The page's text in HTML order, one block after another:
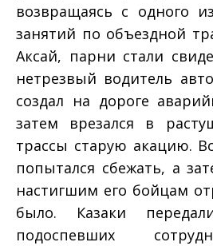
возвращаясь с одного
занятий по объездной
Аксай, парни стали
нетрезвый водитель
создал на дороге
затем врезался в
трассы старую акацию.
попытался сбежать, а
настигшим его бойцам
было. Казаки
подоспевших